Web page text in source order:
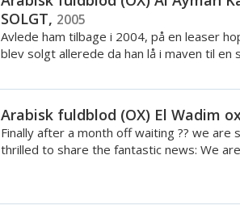
SOLGT, 2005
Avlede ham tilbage i 2004, på en leaser
blev solgt allerede da han lå i maven til en
Arabisk fuldblod (OX) El Wadim
Finally after a month off waiting ?? we are
thrilled to share the fantastic news: We